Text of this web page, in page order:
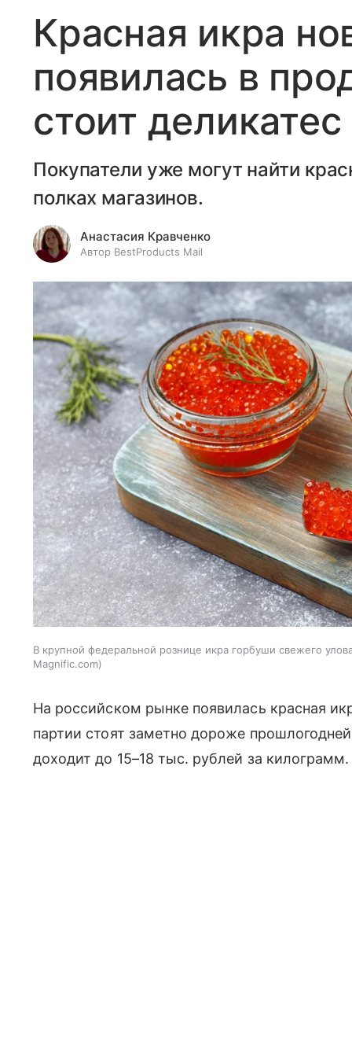
Красная икра
появилась в
стоит деликатес
Покупатели уже могут найти
полках магазинов.
Анастасия Кравченко
Автор BestProducts Mail
В крупной федеральной рознице икра горбуши свежего
Magnific.com
На российском рынке появилась красная
партии стоят заметно дороже
доходит до 15–18 тыс. рублей за килограмм.